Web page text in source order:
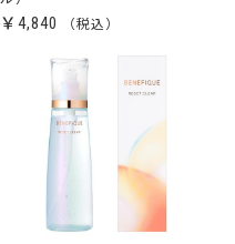
￥4,840